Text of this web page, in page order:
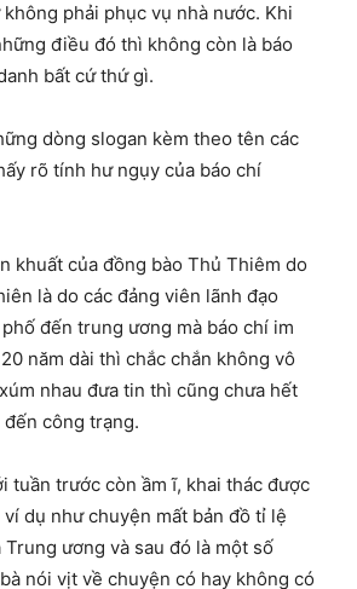
phải phục vụ nhà nước. Khi
điều đó thì không còn là báo
bất cứ thứ gì.
dòng slogan kèm theo tên các
rõ tính hư ngụy của báo chí
khuất của đồng bào Thủ Thiêm do
là do các đảng viên lãnh đạo
đến trung ương mà báo chí im
năm dài thì chắc chắn không vô
nhau đưa tin thì cũng chưa hết
công trạng.
tuần trước còn ầm ĩ, khai thác được
dụ như chuyện mất bản đồ tỉ lệ
Trung ương và sau đó là một số
nói vịt về chuyện có hay không có